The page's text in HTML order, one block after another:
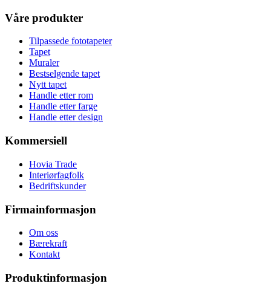
Våre produkter
Tilpassede fototapeter
Tapet
Muraler
Bestselgende tapet
Nytt tapet
Handle etter rom
Handle etter farge
Handle etter design
Kommersiell
Hovia Trade
Interiørfagfolk
Bedriftskunder
Firmainformasjon
Om oss
Bærekraft
Kontakt
Produktinformasjon